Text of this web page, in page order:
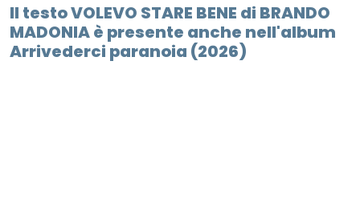
Il testo VOLEVO STARE BENE di BRANDO
MADONIA è presente anche nell'album
Arrivederci paranoia (2026)